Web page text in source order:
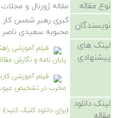
نوع مقاله مقاله ژورنال و
نویسندگان
کبری رهبر شمس کار ،
محبوبه سعیدی ناصر
لینک های
پیشنهادی
فیلم آموزشی
پایان نامه و نگارش
فیلم آموزشی
مخرب در تشخیص عیوب
لینک دانلود
(برای دانلود کلیک کنید)